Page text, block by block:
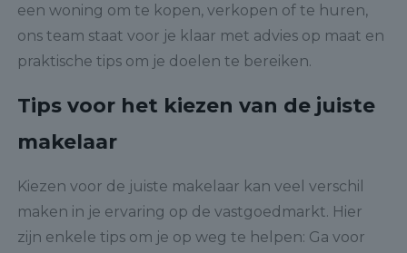
een woning om te kopen, verkopen of te huren,
ons team staat voor je klaar met advies op maat en
praktische tips om je doelen te bereiken.
Tips voor het kiezen van de juiste
makelaar
Kiezen voor de juiste makelaar kan veel verschil
maken in je ervaring op de vastgoedmarkt. Hier
zijn enkele tips om je op weg te helpen: Ga voor